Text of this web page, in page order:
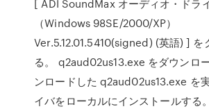
[ ADI SoundMax オーディオ・ドラ
（Windows 98SE/2000/XP）
Ver.5.12.01.5410(signed) (英語) ] を
る。 q2aud02us13.exe をダウンロ
ンロードした q2aud02us13.exe を
イバをローカルにインストールする